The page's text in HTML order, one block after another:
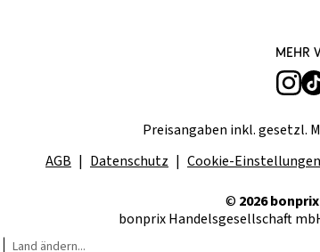
Mehr
Preisangaben inkl. gesetzl.
AGB
Datenschutz Cookie-Einstellungen
© 2026
bonprix Handelsgesellschaft
Land ändern...